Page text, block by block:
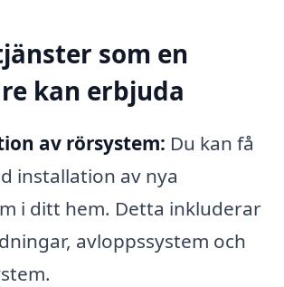
som en
kan erbjuda
av rörsystem: Du kan få
installation av nya
i ditt hem. Detta inkluderar
avloppssystem och